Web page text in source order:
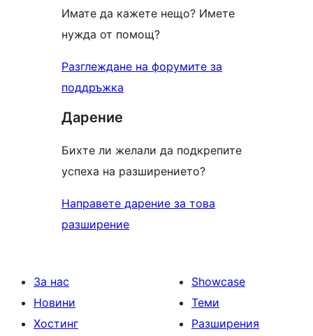
Имате да кажете нещо? Имете
нужда от помощ?
Разглеждане на форумите за
поддръжка
Дарение
Бихте ли желали да подкрепите
успеха на разширението?
Направете дарение за това
разширение
За нас
Новини
Хостинг
Showcase
Теми
Разширения